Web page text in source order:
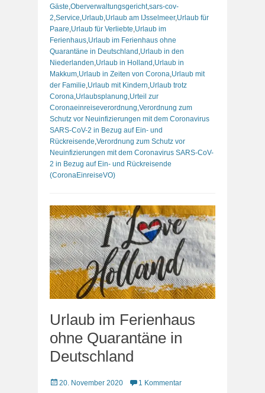
Gäste,Oberverwaltungsgericht,sars-cov-
2,Service,Urlaub,Urlaub am IJsselmeer,Urlaub für
Paare,Urlaub für Verliebte,Urlaub im
Ferienhaus,Urlaub im Ferienhaus ohne
Quarantäne in Deutschland ,Urlaub in den
Niederlanden,Urlaub in Holland ,Urlaub in
Makkum,Urlaub in Zeiten von Corona,Urlaub mit
der Familie,Urlaub mit Kindern,Urlaub trotz
Corona,Urlaubsplanung,Urteil zur
Coronaeinreiseverordnung,Verordnung zum
Schutz vor Neuinfizierungen mit dem Coronavirus
SARS-CoV-2 in Bezug auf Ein- und
Rückreisende,Verordnung zum Schutz vor
Neuinfizierungen mit dem Coronavirus SARS-CoV-
2 in Bezug auf Ein- und Rückreisende
(CoronaEinreiseVO)
Urlaub im Ferienhaus
ohne Quarantäne in
Deutschland
Veröffentlicht
20. November 2020 1 Kommentar